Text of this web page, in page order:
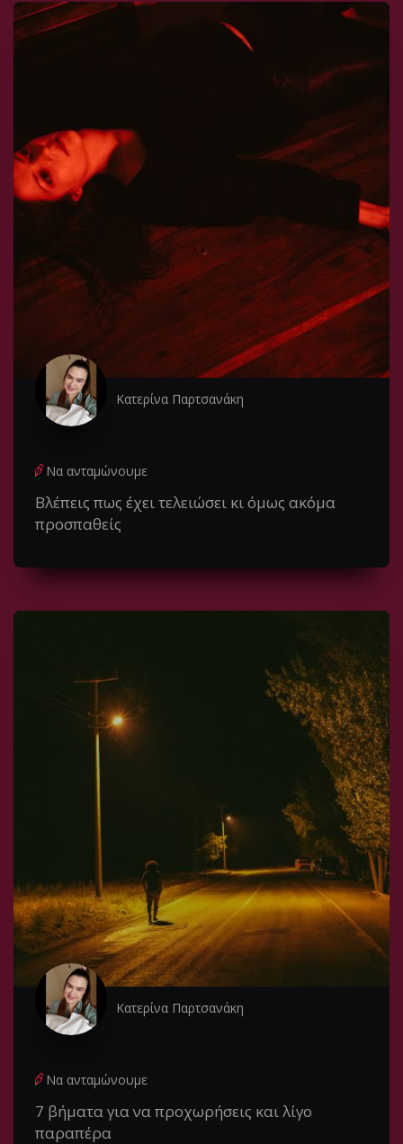
Κατερίνα Παρτσανάκη
Να ανταμώνουμε
Βλέπεις πως έχει τελειώσει κι όμως ακόμα
προσπαθείς
Κατερίνα Παρτσανάκη
Να ανταμώνουμε
7 βήματα για να προχωρήσεις και λίγο
παραπέρα